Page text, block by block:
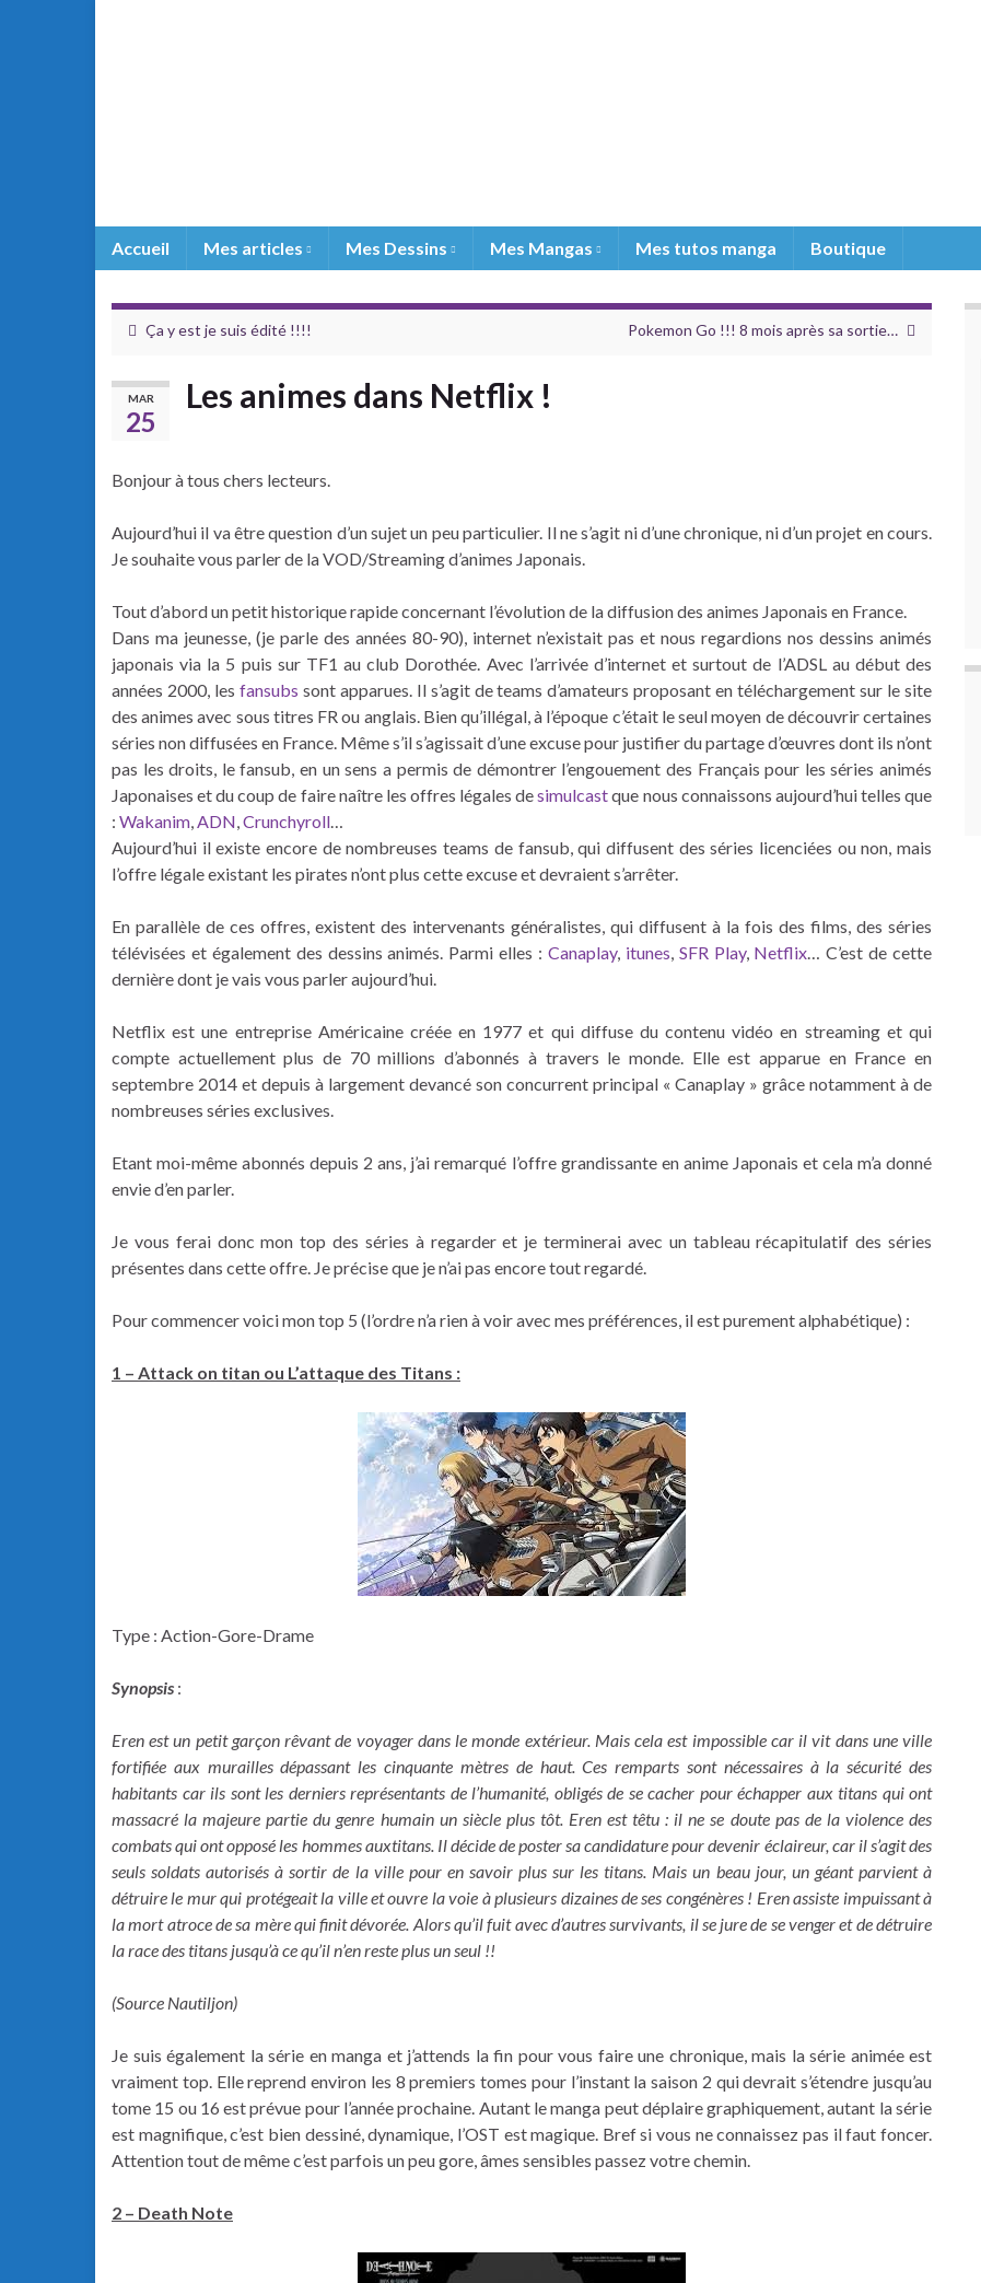
Accueil Mes articles Mes Dessins Mes Mangas Mes tutos manga Boutique
Ça y est je suis édité !!!! Pokemon Go !!! 8 mois après sa sortie…
MAR
25
Les animes dans Netflix !
Bonjour à tous chers lecteurs.
Aujourd’hui il va être question d’un sujet un peu particulier. Il ne s’agit ni d’une chronique, ni d’un projet en cours.
Je souhaite vous parler de la VOD/Streaming d’animes Japonais.
Tout d’abord un petit historique rapide concernant l’évolution de la diffusion des animes Japonais en France.
Dans ma jeunesse, (je parle des années 80-90), internet n’existait pas et nous regardions nos dessins animés
japonais via la 5 puis sur TF1 au club Dorothée. Avec l’arrivée d’internet et surtout de l’ADSL au début des
années 2000, les fansubs sont apparues. Il s’agit de teams d’amateurs proposant en téléchargement sur le site
des animes avec sous titres FR ou anglais. Bien qu’illégal, à l’époque c’était le seul moyen de découvrir certaines
séries non diffusées en France. Même s’il s’agissait d’une excuse pour justifier du partage d’œuvres dont ils n’ont
pas les droits, le fansub, en un sens a permis de démontrer l’engouement des Français pour les séries animés
Japonaises et du coup de faire naître les offres légales desimulcastque nous connaissons aujourd’hui telles que
: Wakanim,ADN,Crunchyroll…
Aujourd’hui il existe encore de nombreuses teams de fansub, qui diffusent des séries licenciées ou non, mais
l’offre légale existant les pirates n’ont plus cette excuse et devraient s’arrêter.
En parallèle de ces offres, existent des intervenants généralistes, qui diffusent à la fois des films, des séries
télévisées et également des dessins animés. Parmi elles : Canaplay, itunes, SFR Play, Netflix… C’est de cette
dernière dont je vais vous parler aujourd’hui.
Netflix est une entreprise Américaine créée en 1977 et qui diffuse du contenu vidéo en streaming et qui
compte actuellement plus de 70 millions d’abonnés à travers le monde. Elle est apparue en France en
septembre 2014 et depuis à largement devancé son concurrent principal « Canaplay » grâce notamment à de
nombreuses séries exclusives.
Etant moi-même abonnés depuis 2 ans, j’ai remarqué l’offre grandissante en anime Japonais et cela m’a donné
envie d’en parler.
Je vous ferai donc mon top des séries à regarder et je terminerai avec un tableau récapitulatif des séries
présentes dans cette offre. Je précise que je n’ai pas encore tout regardé.
Pour commencer voici mon top 5 (l’ordre n’a rien à voir avec mes préférences, il est purement alphabétique) :
1 – Attack on titan ou L’attaque des Titans :
Type : Action-Gore-Drame
Synopsis :
Eren est un petit garçon rêvant de voyager dans le monde extérieur. Mais cela est impossible car il vit dans une ville
fortifiée aux murailles dépassant les cinquante mètres de haut. Ces remparts sont nécessaires à la sécurité des
habitants car ils sont les derniers représentants de l’humanité, obligés de se cacher pour échapper aux titans qui ont
massacré la majeure partie du genre humain un siècle plus tôt. Eren est têtu : il ne se doute pas de la violence des
combats qui ont opposé les hommes auxtitans. Il décide de poster sa candidature pour devenir éclaireur, car il s’agit des
seuls soldats autorisés à sortir de la ville pour en savoir plus sur les titans. Mais un beau jour, un géant parvient à
détruire le mur qui protégeait la ville et ouvre la voie à plusieurs dizaines de ses congénères ! Eren assiste impuissant à
la mort atroce de sa mère qui finit dévorée. Alors qu’il fuit avec d’autres survivants, il se jure de se venger et de détruire
la race des titans jusqu’à ce qu’il n’en reste plus un seul !!
(Source Nautiljon)
Je suis également la série en manga et j’attends la fin pour vous faire une chronique, mais la série animée est
vraiment top. Elle reprend environ les 8 premiers tomes pour l’instant la saison 2 qui devrait s’étendre jusqu’au
tome 15 ou 16 est prévue pour l’année prochaine. Autant le manga peut déplaire graphiquement, autant la série
est magnifique, c’est bien dessiné, dynamique, l’OST est magique. Bref si vous ne connaissez pas il faut foncer.
Attention tout de même c’est parfois un peu gore, âmes sensibles passez votre chemin.
2 – Death Note